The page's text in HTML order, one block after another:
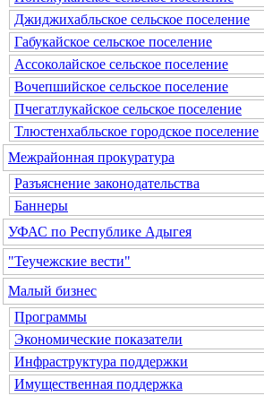
Джиджихабльское сельское поселение
Габукайское сельское поселение
Ассоколайское сельское поселение
Вочепшийское сельское поселение
Пчегатлукайское сельское поселение
Тлюстенхабльское городское поселение
Межрайонная прокуратура
Разъяснение законодательства
Баннеры
УФАС по Республике Адыгея
"Теучежские вести"
Малый бизнес
Программы
Экономические показатели
Инфраструктура поддержки
Имущественная поддержка